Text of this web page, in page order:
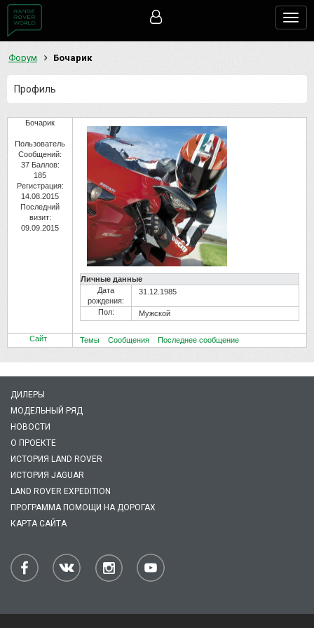
Форум Бочарик
Профиль
Бочарик
Пользователь
Сообщений:
37 Баллов:
185
Регистрация:
14.08.2015
Последний
визит:
09.09.2015
Личные данные
Дата
рождения:
31.12.1985
Пол: Мужской
Сайт Темы Сообщения Последнее сообщение
ДИЛЕРЫ
МОДЕЛЬНЫЙ РЯД
НОВОСТИ
О ПРОЕКТЕ
ИСТОРИЯ LAND ROVER
ИСТОРИЯ JAGUAR
LAND ROVER EXPEDITION
ПРОГРАММА ПОМОЩИ НА ДОРОГАХ
КАРТА САЙТА